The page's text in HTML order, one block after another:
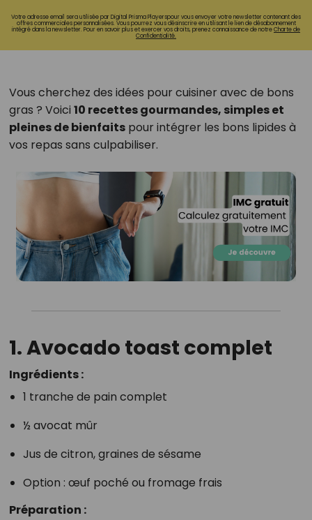
Votre adresse email sera utilisée par Digital Prisma Playerspour vous envoyer votre newsletter contenant des
offres commerciales personnalisées. Vous pourrez vous désinscrire en utilisant le lien de désabonnement
intégré dans la newsletter. Pour en savoir plus et exercer vos droits, prenez connaissance de notreCharte de
Confidentialité.
Vous cherchez des idées pour cuisiner avec de bons
gras ? Voici 10 recettes gourmandes, simples et
pleines de bienfaitspour intégrer les bons lipides à
vos repas sans culpabiliser.
1. Avocado toast complet
Ingrédients :
1 tranche de pain complet
½ avocat mûr
Jus de citron, graines de sésame
Option : œuf poché ou fromage frais
Préparation :